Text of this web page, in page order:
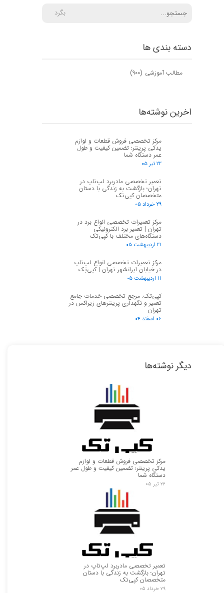
★
دسته بندی ها
مطالب آموزشی (۹۰۰)
بگرد
اخرین نوشته‌ها
مرکز تخصصی فروش قطعات و لوازم
یدکی پرینتر؛ تضمین کیفیت و طول
عمر دستگاه شما
۲۲ تیر ۰۵
تعمیر تخصصی مادربرد لپ‌تاپ در
تهران؛ بازگشت به زندگی با دستان
متخصصان کپی‌تک
۲۹ خرداد ۰۵
مرکز تعمیرات تخصصی انواع برد در
تهران | تعمیر برد الکترونیکی
دستگاه‌های مختلف با کپی‌تک
۲۱ اردیبهشت ۰۵
مرکز تعمیرات تخصصی انواع لپ‌تاپ
در خیابان ایرانشهر تهران | کپی‌تِک
۱۱ اردیبهشت ۰۵
کپی‌تک: مرجع تخصصی خدمات جامع
تعمیر و نگهداری پرینترهای زیراکس در
تهران
۰۶ اسفند ۰۴
دیگر نوشته‌ها
مرکز تخصصی فروش قطعات و لوازم
یدکی پرینتر؛ تضمین کیفیت و طول عمر
دستگاه شما
۲۲ تیر ۰۵
تعمیر تخصصی مادربرد لپ‌تاپ در
تهران؛ بازگشت به زندگی با دستان
متخصصان کپی‌تک
۲۹ خرداد ۰۵